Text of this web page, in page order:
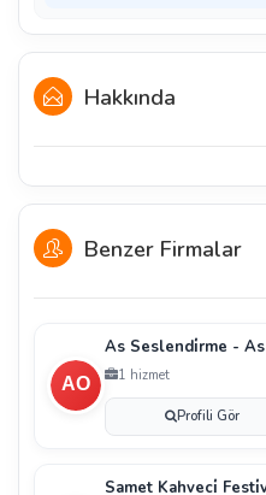
Hakkında
Benzer Firmalar
1 hizmet
Profili Gör
Samet Kahveci̇